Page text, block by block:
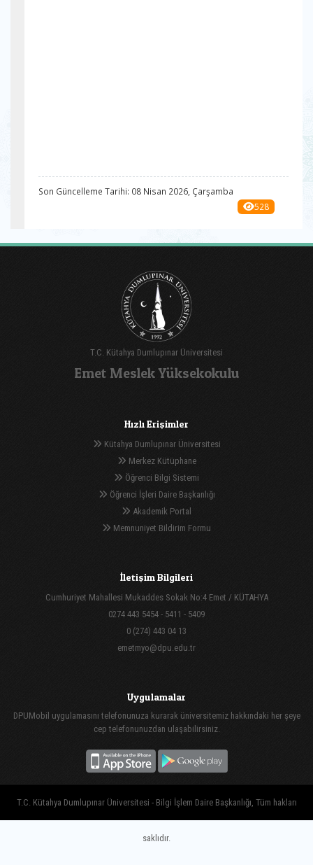
Son Güncelleme Tarihi: 08 Nisan 2026, Çarşamba
528
T.C. Kütahya Dumlupınar Üniversitesi
Emet Meslek Yüksekokulu
Hızlı Erişimler
Kütahya Dumlupınar Üniversitesi
Merkez Kütüphane
Öğrenci Bilgi Sistemi
Öğrenci İşleri Daire Başkanlığı
Akademik Portal
Memnuniyet Bildirim Formu
İletişim Bilgileri
Cumhuriyet Mahallesi Mukaddes Sokak No:4 Emet / KÜTAHYA
0274 443 5454 - 5411 - 5409
0 (274) 443 04 13
emetmyo@dpu.edu.tr
Uygulamalar
DPUMobil uygulamasını telefonunuza kurarak üniversitemiz hakkındaki her şeye
cep telefonunuzdan ulaşabilirsiniz.
T.C. Kütahya Dumlupınar Üniversitesi - Bilgi İşlem Daire Başkanlığı, Tüm hakları
saklıdır.